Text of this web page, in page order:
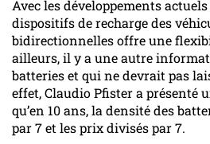
Avec les développements
dispositifs de recharge des
bidirectionnelles offre une
ailleurs, il y a une autre
batteries et qui ne devrait pas
effet, Claudio Pfister a présenté
qu’en 10 ans, la densité des
par 7 et les prix divisés par 7.